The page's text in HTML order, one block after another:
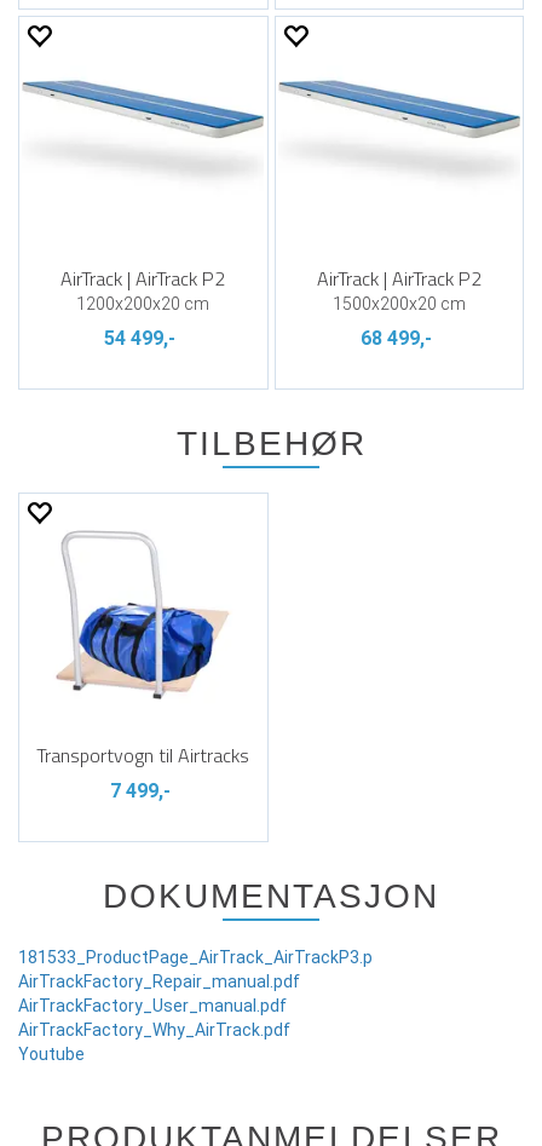
AirTrack | AirTrack P2
1200x200x20 cm
54 499,-
AirTrack | AirTrack P2
1500x200x20 cm
68 499,-
TILBEHØR
Transportvogn til Airtracks
7 499,-
DOKUMENTASJON
181533_ProductPage_AirTrack_AirTrackP3.p
AirTrackFactory_Repair_manual.pdf
AirTrackFactory_User_manual.pdf
AirTrackFactory_Why_AirTrack.pdf
Youtube
PRODUKTANMELDELSER